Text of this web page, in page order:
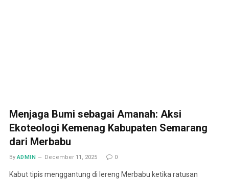
Menjaga Bumi sebagai Amanah: Aksi
Ekoteologi Kemenag Kabupaten Semarang
dari Merbabu
By ADMIN December 11, 2025 0
Kabut tipis menggantung di lereng Merbabu ketika ratusan